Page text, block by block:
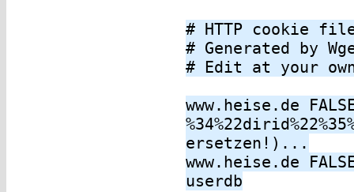
# HTTP cookie
# Generated by
# Edit at your
www.heise.de
ersetzen!)...
www.heise.de
userdb